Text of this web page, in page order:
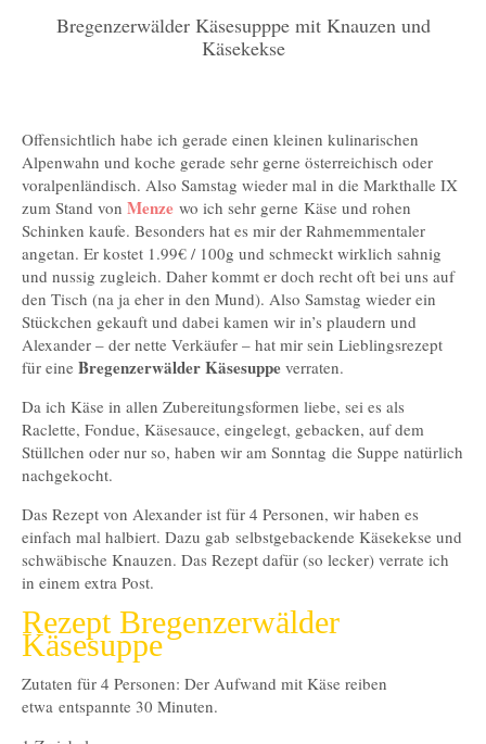
Bregenzerwälder Käsesupppe mit Knauzen und
Käsekekse
Offensichtlich habe ich gerade einen kleinen kulinarischen
Alpenwahn und koche gerade sehr gerne österreichisch oder
voralpenländisch. Also Samstag wieder mal in die Markthalle IX
zum Stand von Menze wo ich sehr gerne Käse und rohen
Schinken kaufe. Besonders hat es mir der Rahmemmentaler
angetan. Er kostet 1.99€ / 100g und schmeckt wirklich sahnig
und nussig zugleich. Daher kommt er doch recht oft bei uns auf
den Tisch (na ja eher in den Mund). Also Samstag wieder ein
Stückchen gekauft und dabei kamen wir in’s plaudern und
Alexander – der nette Verkäufer – hat mir sein Lieblingsrezept
für eine Bregenzerwälder Käsesuppe verraten.
Da ich Käse in allen Zubereitungsformen liebe, sei es als
Raclette, Fondue, Käsesauce, eingelegt, gebacken, auf dem
Stüllchen oder nur so, haben wir am Sonntag die Suppe natürlich
nachgekocht.
Das Rezept von Alexander ist für 4 Personen, wir haben es
einfach mal halbiert. Dazu gab selbstgebackende Käsekekse und
schwäbische Knauzen. Das Rezept dafür (so lecker) verrate ich
in einem extra Post.
Rezept Bregenzerwälder
Käsesuppe
Zutaten für 4 Personen: Der Aufwand mit Käse reiben
etwa entspannte 30 Minuten.